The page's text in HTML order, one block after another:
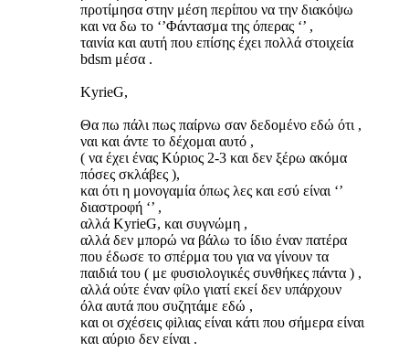
προτίμησα στην μέση περίπου να την διακόψω
και να δω το ‘’Φάντασμα της όπερας ‘’ ,
ταινία και αυτή που επίσης έχει πολλά στοιχεία
bdsm μέσα .
KyrieG,
Θα πω πάλι πως παίρνω σαν δεδομένο εδώ ότι ,
ναι και άντε το δέχομαι αυτό ,
( να έχει ένας Κύριος 2-3 και δεν ξέρω ακόμα
πόσες σκλάβες ),
και ότι η μονογαμία όπως λες και εσύ είναι ‘’
διαστροφή ‘’ ,
αλλά KyrieG, και συγνώμη ,
αλλά δεν μπορώ να βάλω το ίδιο έναν πατέρα
που έδωσε το σπέρμα του για να γίνουν τα
παιδιά του ( με φυσιολογικές συνθήκες πάντα ) ,
αλλά ούτε έναν φίλο γιατί εκεί δεν υπάρχουν
όλα αυτά που συζητάμε εδώ ,
και οι σχέσεις φiλιας είναι κάτι που σήμερα είναι
και αύριο δεν είναι .